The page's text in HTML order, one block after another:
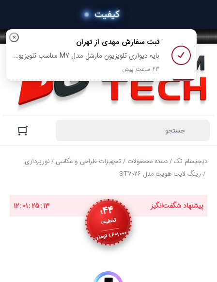
دیجیسام تک/دسته محصولات /تجهیزات طراحی و عکاسی /نورپردازی
/ رینگ لایت هویت مدل ST7026
پیشنهاد شگفت‌انگیز 12:01:25:13
٪44
تخفیف
1,601,000تومان
× ثبت سفارش مهدی از تهران
پایه دیواری تلویزیون مارشل مدل M7 مناسب تلویزیون های 43 تا 75 اینچ رو خرید کرد
23 ساعت پیش